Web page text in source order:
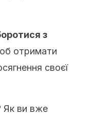
з
отримати
своєї
Як ви вже